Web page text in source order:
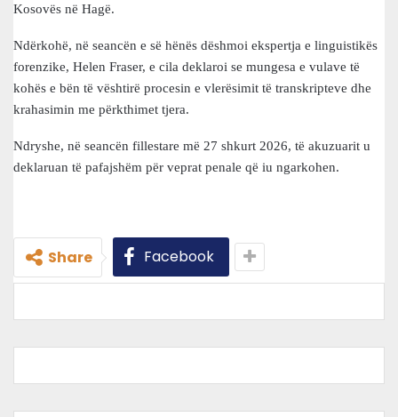
Kosovës në Hagë.
Ndërkohë, në seancën e së hënës dëshmoi ekspertja e linguistikës
forenzike, Helen Fraser, e cila deklaroi se mungesa e vulave të
kohës e bën të vështirë procesin e vlerësimit të transkripteve dhe
krahasimin me përkthimet tjera.
Ndryshe, në seancën fillestare më 27 shkurt 2026, të akuzuarit u
deklaruan të pafajshëm për veprat penale që iu ngarkohen.
Share Facebook